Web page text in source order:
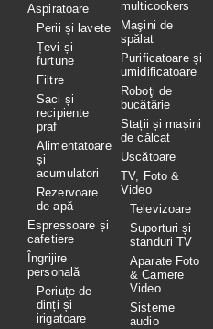
Aspiratoare
Perii și lavete
Țevi și
furtune
Filtre
Saci și
recipiente
praf
Alimentatoare
și
acumulatori
Rezervoare
de apă
Espressoare și
cafetiere
Îngrijire
personală
Periuțe de
dinți și
irigatoare
multicookers
Maşini de
spălat
Purificatoare și
umidificatoare
Roboţi de
bucătărie
Stații și mașini
de călcat
Uscătoare
TV, Foto &
Video
Televizoare
Suporturi și
standuri TV
Aparate Foto
& Camere
Video
Sisteme
audio